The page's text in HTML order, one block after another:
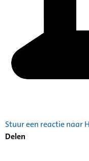
Stuur een reactie naar
Delen